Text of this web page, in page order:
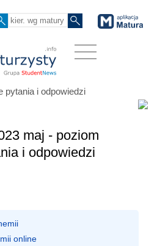
pytania i odpowiedzi
maj - poziom
i odpowiedzi
online